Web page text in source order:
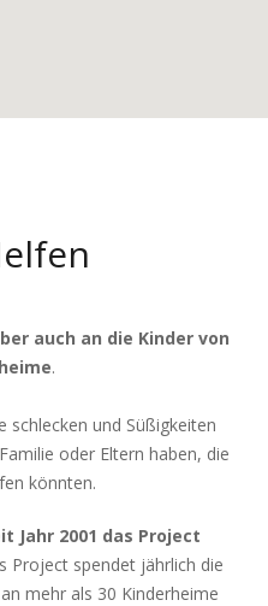
auch an die Kinder von
.
schlecken und Süßigkeiten
oder Eltern haben, die
könnten.
Jahr 2001 das Project
Project spendet jährlich die
mehr als 30 Kinderheime